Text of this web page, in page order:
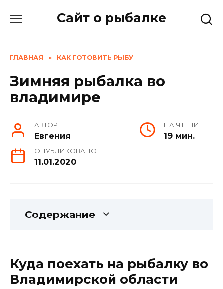
Сайт о рыбалке
ГЛАВНАЯ » КАК ГОТОВИТЬ РЫБУ
Зимняя рыбалка во
владимире
АВТОР
Евгения
НА ЧТЕНИЕ
19 мин.
ОПУБЛИКОВАНО
11.01.2020
Содержание
Куда поехать на рыбалку во
Владимирской области